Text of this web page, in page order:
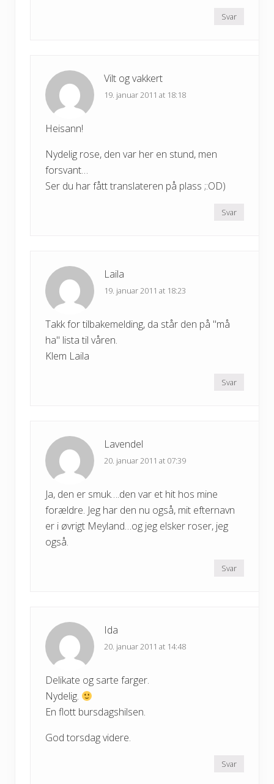
Svar
Vilt og vakkert
19. januar 2011 at 18:18
Heisann!
Nydelig rose, den var her en stund, men
forsvant…
Ser du har fått translateren på plass ;:OD)
Svar
Laila
19. januar 2011 at 18:23
Takk for tilbakemelding, da står den på "må
ha" lista til våren.
Klem Laila
Svar
Lavendel
20. januar 2011 at 07:39
Ja, den er smuk….den var et hit hos mine
forældre. Jeg har den nu også, mit efternavn
er i øvrigt Meyland…og jeg elsker roser, jeg
også.
Svar
Ida
20. januar 2011 at 14:48
Delikate og sarte farger.
Nydelig.
En flott bursdagshilsen.
God torsdag videre.
Svar